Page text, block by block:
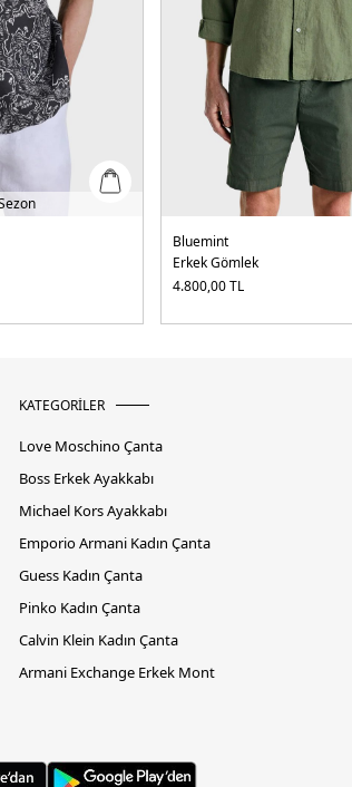
Bluemint
Erkek Gömlek
4.800,00TL
KATEGORİLER
Love Moschino Çanta
Boss Erkek Ayakkabı
Michael Kors Ayakkabı
Emporio Armani Kadın Çanta
Guess Kadın Çanta
Pinko Kadın Çanta
Calvin Klein Kadın Çanta
Armani Exchange Erkek Mont